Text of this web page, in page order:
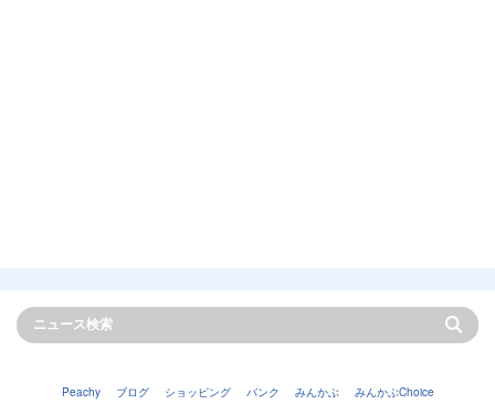
Peachy ブログ ショッピング バンク みんかぶ みんかぶChoice